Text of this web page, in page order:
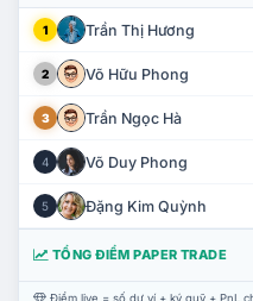
1 Trần Thị Hương
2 Võ Hữu Phong
3 Trần Ngọc Hà
4 Võ Duy Phong
5 Đặng Kim Quỳnh
TỔNG ĐIỂM PAPER TRADE
Điểm live = số dư ví + ký quỹ + PnL